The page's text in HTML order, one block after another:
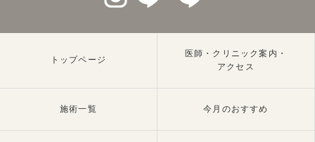
トップページ
医師・クリニック案内・
アクセス
施術一覧 今月のおすすめ